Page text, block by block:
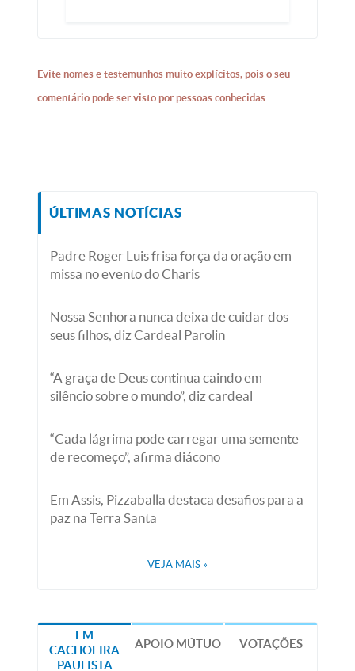
Evite nomes e testemunhos muito explícitos, pois o seu
comentário pode ser visto por pessoas conhecidas.
ÚLTIMAS NOTÍCIAS
Padre Roger Luis frisa força da oração em
missa no evento do Charis
Nossa Senhora nunca deixa de cuidar dos
seus filhos, diz Cardeal Parolin
“A graça de Deus continua caindo em
silêncio sobre o mundo”, diz cardeal
“Cada lágrima pode carregar uma semente
de recomeço”, afirma diácono
Em Assis, Pizzaballa destaca desafios para a
paz na Terra Santa
VEJA MAIS »
EM
CACHOEIRA
PAULISTA
APOIO MÚTUO VOTAÇÕES